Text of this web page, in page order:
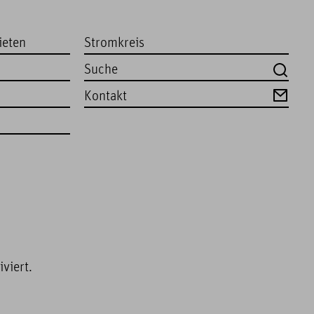
Stromkreis
Kontakt